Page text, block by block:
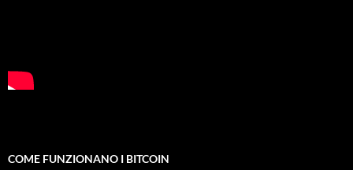
COME FUNZIONANO I BITCOIN